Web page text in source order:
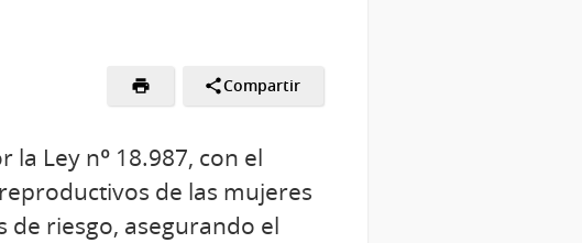
Compartir
Ley nº 18.987, con el
de las mujeres
riesgo, asegurando el